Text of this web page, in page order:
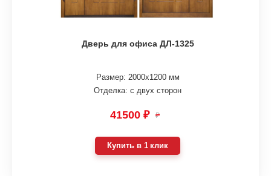
Дверь для офиса ДЛ-1325
Размер: 2000х1200 мм
Отделка: с двух сторон
41500 ₽ ₽
Купить в 1 клик